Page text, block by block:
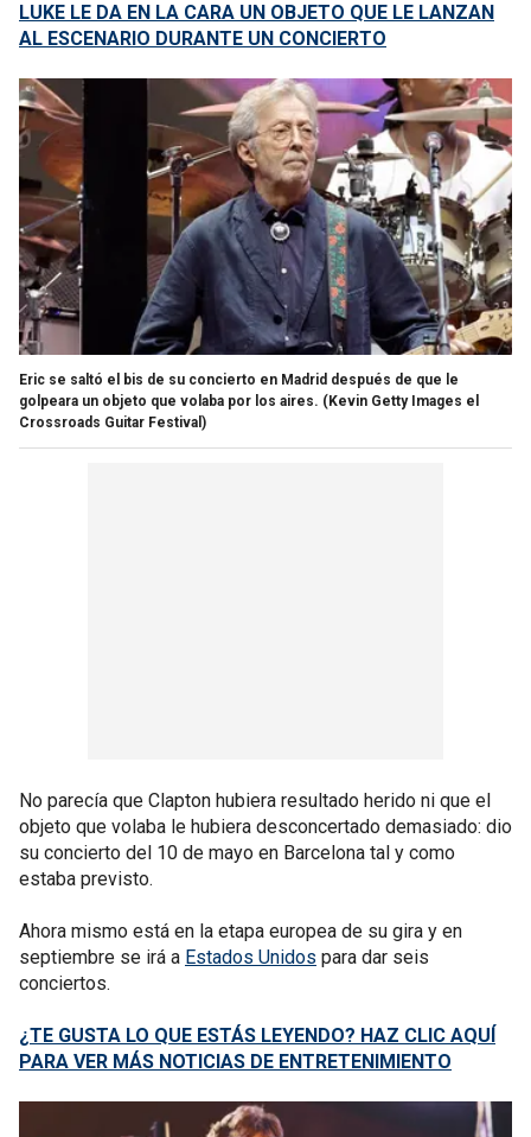
LUKE LE DA EN LA CARA UN OBJETO QUE LE LANZAN
AL ESCENARIO DURANTE UN CONCIERTO
Eric se saltó el bis de su concierto en Madrid después de que le
golpeara un objeto que volaba por los aires. (Kevin Getty Images el
Crossroads Guitar Festival)
No parecía que Clapton hubiera resultado herido ni que el
objeto que volaba le hubiera desconcertado demasiado: dio
su concierto del 10 de mayo en Barcelona tal y como
estaba previsto.
Ahora mismo está en la etapa europea de su gira y en
septiembre se irá a Estados Unidos para dar seis
conciertos.
¿TE GUSTA LO QUE ESTÁS LEYENDO? HAZ CLIC AQUÍ
PARA VER MÁS NOTICIAS DE ENTRETENIMIENTO